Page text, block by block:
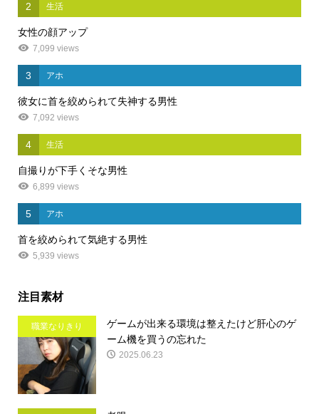
2 生活
女性の顔アップ
7,099 views
3 アホ
彼女に首を絞められて失神する男性
7,092 views
4 生活
自撮りが下手くそな男性
6,899 views
5 アホ
首を絞められて気絶する男性
5,939 views
注目素材
職業なりきり
ゲームが出来る環境は整えたけど肝心のゲ
ーム機を買うの忘れた
2025.06.23